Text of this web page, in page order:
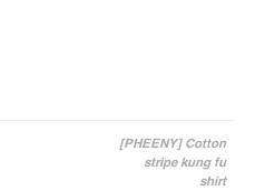
[PHEENY] Cotton
stripe kung fu
shirt